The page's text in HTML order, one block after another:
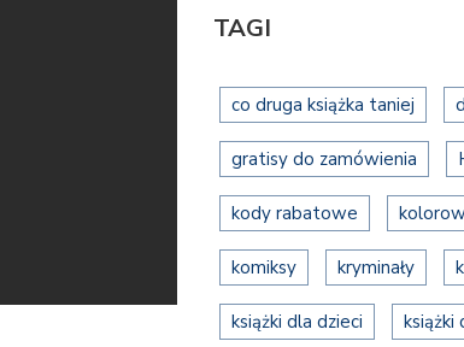
TAGI
co druga książka taniej
gratisy do zamówienia
kody rabatowe
komiksy kryminały
książki dla dzieci książki